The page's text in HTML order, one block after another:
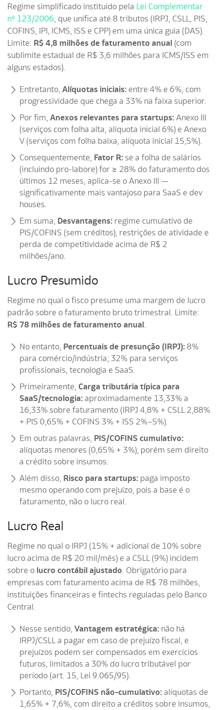
Regime simplificado instituído pela Lei Complementar
nº 123/2006, que unifica até 8 tributos (IRPJ, CSLL, PIS,
COFINS, IPI, ICMS, ISS e CPP) em uma única guia (DAS).
Limite: R$ 4,8 milhões de faturamento anual (com
sublimite estadual de R$ 3,6 milhões para ICMS/ISS em
alguns estados).
Entretanto, Alíquotas iniciais: entre 4% e 6%, com
progressividade que chega a 33% na faixa superior.
Por fim, Anexos relevantes para startups: Anexo III
(serviços com folha alta, alíquota inicial 6%) e Anexo
V (serviços com folha baixa, alíquota inicial 15,5%).
Consequentemente, Fator R: se a folha de salários
(incluindo pro-labore) for ≥ 28% do faturamento dos
últimos 12 meses, aplica-se o Anexo III —
significativamente mais vantajoso para SaaS e dev
houses.
Em suma, Desvantagens: regime cumulativo de
PIS/COFINS (sem créditos), restrições de atividade e
perda de competitividade acima de R$ 2
milhões/ano.
Lucro Presumido
Regime no qual o fisco presume uma margem de lucro
padrão sobre o faturamento bruto trimestral. Limite:
R$ 78 milhões de faturamento anual.
No entanto, Percentuais de presunção (IRPJ): 8%
para comércio/indústria; 32% para serviços
profissionais, tecnologia e SaaS.
Primeiramente, Carga tributária típica para
SaaS/tecnologia: aproximadamente 13,33% a
16,33% sobre faturamento (IRPJ 4,8% + CSLL 2,88%
+ PIS 0,65% + COFINS 3% + ISS 2%–5%).
Em outras palavras, PIS/COFINS cumulativo:
alíquotas menores (0,65% + 3%), porém sem direito
a crédito sobre insumos.
Além disso, Risco para startups: paga imposto
mesmo operando com prejuízo, pois a base é o
faturamento, não o lucro real.
Lucro Real
Regime no qual o IRPJ (15% + adicional de 10% sobre
lucro acima de R$ 20 mil/mês) e a CSLL (9%) incidem
sobre o lucro contábil ajustado. Obrigatório para
empresas com faturamento acima de R$ 78 milhões,
instituições financeiras e fintechs reguladas pelo Banco
Central.
Nesse sentido, Vantagem estratégica: não há
IRPJ/CSLL a pagar em caso de prejuízo fiscal, e
prejuízos podem ser compensados em exercícios
futuros, limitados a 30% do lucro tributável por
período (art. 15, Lei 9.065/95).
Portanto, PIS/COFINS não-cumulativo: alíquotas de
1,65% + 7,6%, com direito a créditos sobre insumos,